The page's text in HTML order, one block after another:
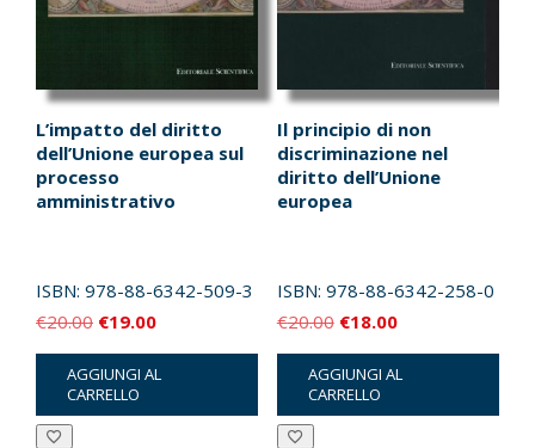
L’impatto del diritto
dell’Unione europea sul
processo
amministrativo
ISBN: 978-88-6342-509-3
€20.00 Il
prezzo
originale
era:
€19.00Il
prezzo
attuale
è:
AGGIUNGI AL
CARRELLO
Il principio di non
discriminazione nel
diritto dell’Unione
europea
ISBN: 978-88-6342-258-0
€20.00 Il
prezzo
originale
era:
€18.00Il
prezzo
attuale
è:
AGGIUNGI AL
CARRELLO